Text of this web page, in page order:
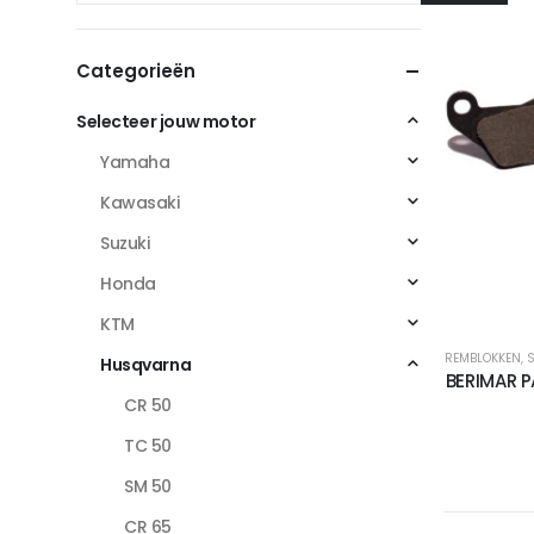
REMBLOKKEN,
BERIMAR
Categorieën
Selecteer jouw motor
Yamaha
Kawasaki
Suzuki
Honda
KTM
Husqvarna
CR 50
TC 50
SM 50
CR 65